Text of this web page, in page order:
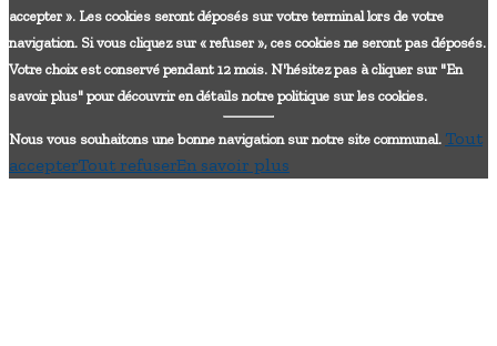
accepter ». Les cookies seront déposés sur votre terminal lors de votre
navigation. Si vous cliquez sur « refuser », ces cookies ne seront pas déposés.
Votre choix est conservé pendant 12 mois. N'hésitez pas à cliquer sur "En
savoir plus" pour découvrir en détails notre politique sur les cookies.
Nous vous souhaitons une bonne navigation sur notre site communal. Tout
accepterTout refuserEn savoir plus